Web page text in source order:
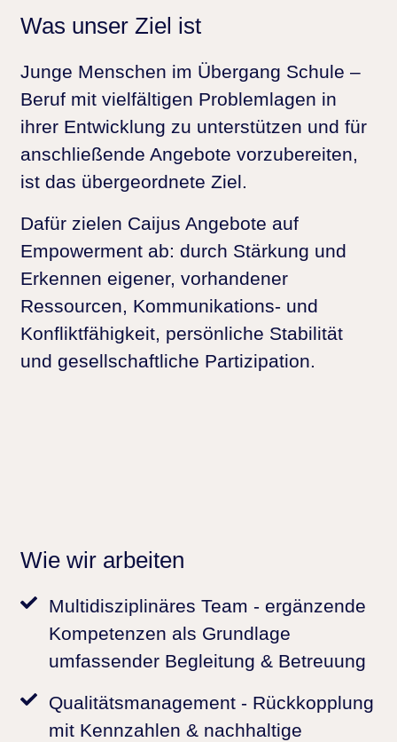
Was unser Ziel ist
Junge Menschen im Übergang Schule –
Beruf mit vielfältigen Problemlagen in
ihrer Entwicklung zu unterstützen und für
anschließende Angebote vorzubereiten,
ist das übergeordnete Ziel.
Dafür zielen Caijus Angebote auf
Empowerment ab: durch Stärkung und
Erkennen eigener, vorhandener
Ressourcen, Kommunikations- und
Konfliktfähigkeit, persönliche Stabilität
und gesellschaftliche Partizipation.
Wie wir arbeiten
Multidisziplinäres Team - ergänzende
Kompetenzen als Grundlage
umfassender Begleitung & Betreuung
Qualitätsmanagement - Rückkopplung
mit Kennzahlen & nachhaltige